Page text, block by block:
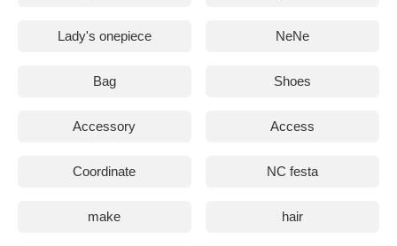
Lady's onepiece NeNe
Bag Shoes
Accessory Access
Coordinate NC festa
make hair